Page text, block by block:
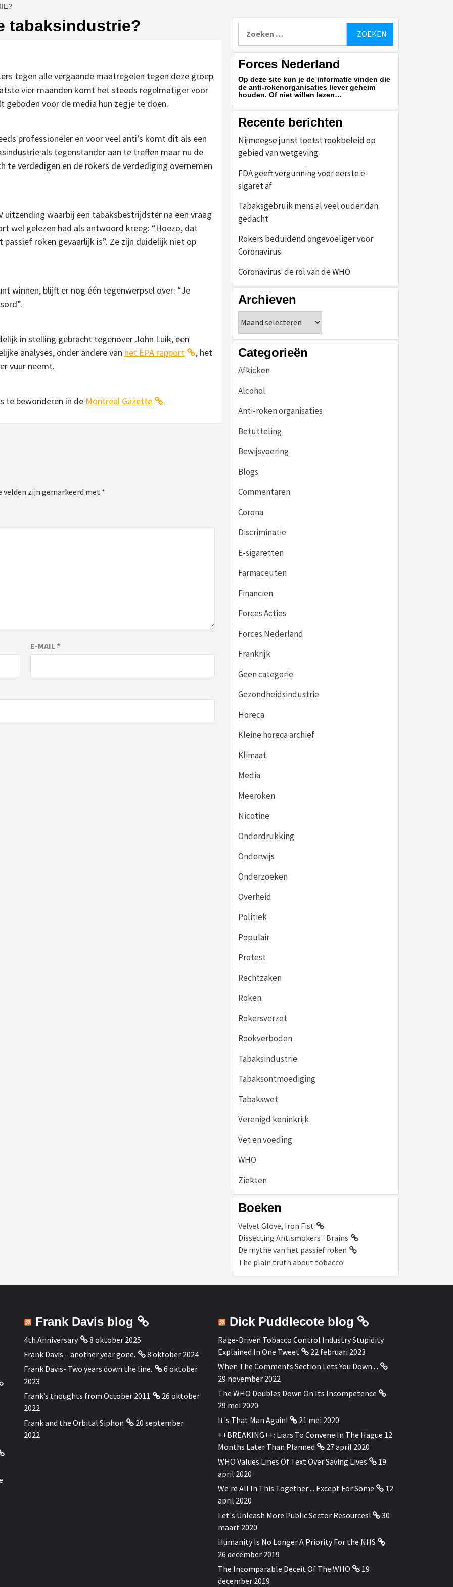
tabaksindustrie?
tegen alle vergaande maatregelen tegen deze groep
vier maanden komt het steeds regelmatiger voor
geboden voor de media hun zegje te doen.
professioneler en voor veel anti’s komt dit als een
als tegenstander aan te treffen maar nu de
te verdedigen en de rokers de verdediging overnemen
uitzending waarbij een tabaksbestrijdster na een vraag
wel gelezen had als antwoord kreeg: “Hoezo, dat
roken gevaarlijk is”. Ze zijn duidelijk niet op
winnen, blijft er nog één tegenwerpsel over: “Je
in stelling gebracht tegenover John Luik, een
analyses, onder andere van het EPA rapport
, het
vuur neemt.
te bewonderen in de Montreal Gazette .
velden zijn gemarkeerd met *
E-MAIL*
naar:
Forces Nederland
Op deze site kun je de informatie vinden die
de anti-rokenorganisaties liever geheim
houden. Of niet willen lezen…
Recente berichten
Nijmeegse jurist toetst rookbeleid op
gebied van wetgeving
FDA geeft vergunning voor eerste e-
sigaret af
Tabaksgebruik mens al veel ouder dan
gedacht
Rokers beduidend ongevoeliger voor
Coronavirus
Coronavirus: de rol van de WHO
Archieven
Categorieën
Afkicken
Alcohol
Anti-roken organisaties
Betutteling
Bewijsvoering
Blogs
Commentaren
Corona
Discriminatie
E-sigaretten
Farmaceuten
Financiën
Forces Acties
Forces Nederland
Frankrijk
Geen categorie
Gezondheidsindustrie
Horeca
Kleine horeca archief
Klimaat
Media
Meeroken
Nicotine
Onderdrukking
Onderwijs
Onderzoeken
Overheid
Politiek
Populair
Protest
Rechtzaken
Roken
Rokersverzet
Rookverboden
Tabaksindustrie
Tabaksontmoediging
Tabakswet
Verenigd koninkrijk
Vet en voeding
WHO
Ziekten
Boeken
Velvet Glove, Iron Fist
Dissecting Antismokers'' Brains
De mythe van het passief roken
The plain truth about tobacco
Frank Davis blog
4th Anniversary
8 oktober 2025
Frank Davis – another year gone.
8 oktober 2024
Frank Davis- Two years down the line.
6 oktober
2023
Frank’s thoughts from October 2011
26 oktober
2022
Frank and the Orbital Siphon
20 september
2022
Dick Puddlecote blog
Rage-Driven Tobacco Control Industry Stupidity
Explained In One Tweet
22 februari 2023
When The Comments Section Lets You Down ...
29 november 2022
The WHO Doubles Down On Its Incompetence
29 mei 2020
It's That Man Again!
21 mei 2020
++BREAKING++: Liars To Convene In The Hague 12
Months Later Than Planned
27 april 2020
WHO Values Lines Of Text Over Saving Lives
19
april 2020
We're All In This Together ... Except For Some
12
april 2020
Let's Unleash More Public Sector Resources!
30
maart 2020
Humanity Is No Longer A Priority For the NHS
26 december 2019
The Incomparable Deceit Of The WHO
19
december 2019